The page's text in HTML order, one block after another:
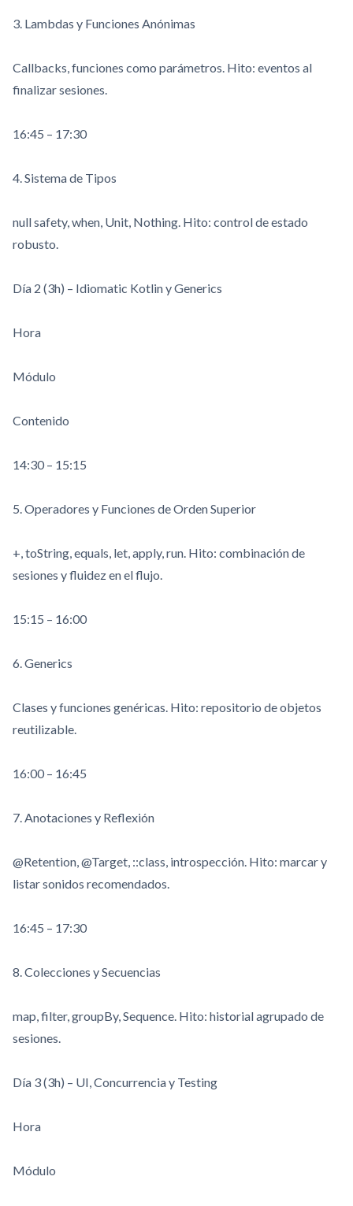
3. Lambdas y Funciones Anónimas
Callbacks, funciones como parámetros. Hito: eventos al
finalizar sesiones.
16:45 – 17:30
4. Sistema de Tipos
null safety,when, Unit, Nothing. Hito: control de estado
robusto.
Día 2 (3h) – Idiomatic Kotlin y Generics
Hora
Módulo
Contenido
14:30 – 15:15
5. Operadores y Funciones de Orden Superior
+,toString,equals, let,apply,run. Hito: combinación de
sesiones y fluidez en el flujo.
15:15 – 16:00
6. Generics
Clases y funciones genéricas. Hito: repositorio de objetos
reutilizable.
16:00 – 16:45
7. Anotaciones y Reflexión
@Retention,@Target, ::class, introspección. Hito: marcar y
listar sonidos recomendados.
16:45 – 17:30
8. Colecciones y Secuencias
map,filter,groupBy,Sequence. Hito: historial agrupado de
sesiones.
Día 3 (3h) – UI, Concurrencia y Testing
Hora
Módulo